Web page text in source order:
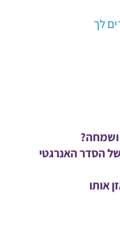
לך
הסדר האנרגטי
אותו